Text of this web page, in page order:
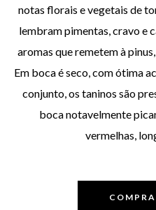
notas florais e vegetais de
lembram pimentas, cravo e
aromas que remetem à
Em boca é seco, com ótima
conjunto, os taninos são
boca notavelmente
vermelhas,